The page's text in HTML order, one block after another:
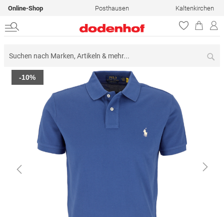
Online-Shop Posthausen Kaltenkirchen
Zum
Ende
Bildergalerie
-10%